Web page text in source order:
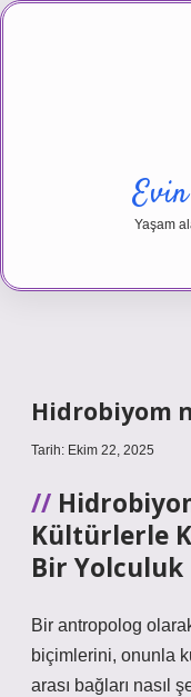
Yaşam
Hidrobiyom
Tarih: Ekim 22, 2025
Kültürlerle
Bir Yolculuk
Bir antropolog
biçimlerini, onunla
arası bağları nasıl